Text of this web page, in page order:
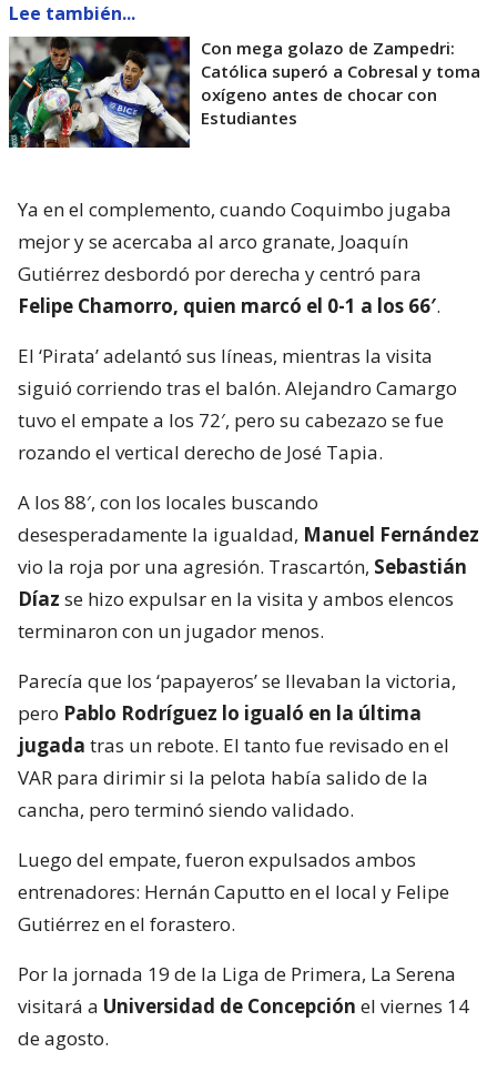
Lee también...
Con mega golazo de Zampedri:
Católica superó a Cobresal y toma
oxígeno antes de chocar con
Estudiantes
Ya en el complemento, cuando Coquimbo jugaba
mejor y se acercaba al arco granate, Joaquín
Gutiérrez desbordó por derecha y centró para
Felipe Chamorro, quien marcó el 0-1 a los 66′.
El ‘Pirata’ adelantó sus líneas, mientras la visita
siguió corriendo tras el balón. Alejandro Camargo
tuvo el empate a los 72′, pero su cabezazo se fue
rozando el vertical derecho de José Tapia.
A los 88′, con los locales buscando
desesperadamente la igualdad, Manuel Fernández
vio la roja por una agresión. Trascartón, Sebastián
Díaz se hizo expulsar en la visita y ambos elencos
terminaron con un jugador menos.
Parecía que los ‘papayeros’ se llevaban la victoria,
pero Pablo Rodríguez lo igualó en la última
jugada tras un rebote. El tanto fue revisado en el
VAR para dirimir si la pelota había salido de la
cancha, pero terminó siendo validado.
Luego del empate, fueron expulsados ambos
entrenadores: Hernán Caputto en el local y Felipe
Gutiérrez en el forastero.
Por la jornada 19 de la Liga de Primera, La Serena
visitará a Universidad de Concepción el viernes 14
de agosto.